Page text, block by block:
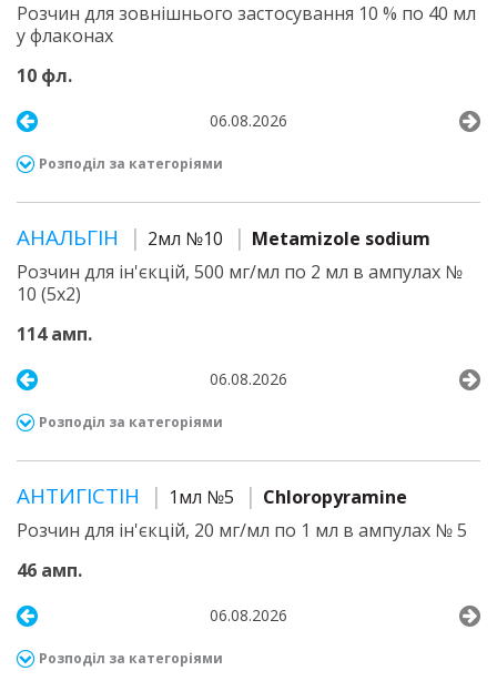
Розчин для зовнішнього застосування 10 % по 40 мл
у флаконах
10 фл.
06.08.2026
Розподіл за категоріями
АНАЛЬГІН 2мл №10
Metamizole sodium
Розчин для ін'єкцій, 500 мг/мл по 2 мл в ампулах №
10 (5х2)
114 амп.
06.08.2026
Розподіл за категоріями
АНТИГІСТІН 1мл №5
Chloropyramine
Розчин для ін'єкцій, 20 мг/мл по 1 мл в ампулах № 5
46 амп.
06.08.2026
Розподіл за категоріями